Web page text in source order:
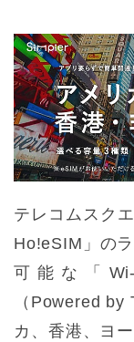
テレコムスク
Ho!eSIM」の
可能な「
（Powered by
カ、香港、ヨ